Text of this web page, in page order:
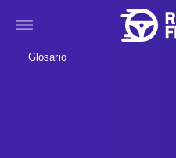
Glosario